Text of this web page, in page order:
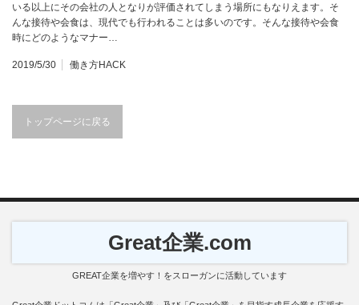
いる以上にその会社の人となりが評価されてしまう場所にもなりえます。そ
んな接待や会食は、現代でも行われることは多いのです。そんな接待や会食
時にどのようなマナー…
2019/5/30 働き方HACK
トップページに戻る
Great企業.com
GREAT企業を増やす！をスローガンに活動しています